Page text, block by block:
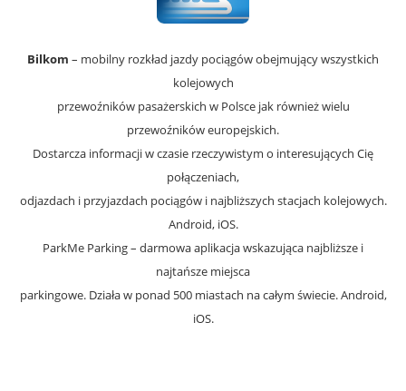
Bilkom – mobilny rozkład jazdy pociągów obejmujący wszystkich
kolejowych
przewoźników pasażerskich w Polsce jak również wielu
przewoźników europejskich.
Dostarcza informacji w czasie rzeczywistym o interesujących Cię
połączeniach,
odjazdach i przyjazdach pociągów i najbliższych stacjach kolejowych.
Android, iOS.
ParkMe Parking – darmowa aplikacja wskazująca najbliższe i
najtańsze miejsca
parkingowe. Działa w ponad 500 miastach na całym świecie. Android,
iOS.